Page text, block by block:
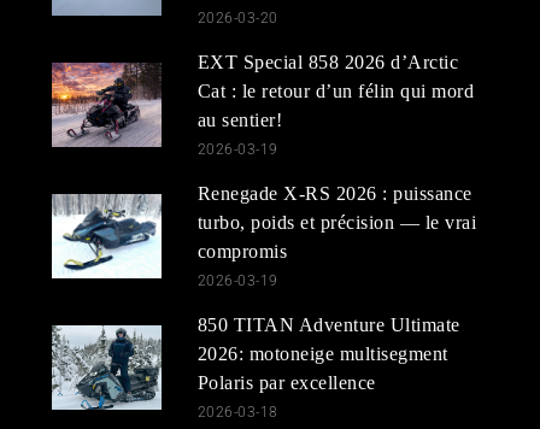
2026-03-20
EXT Special 858 2026 d’Arctic
Cat : le retour d’un félin qui mord
au sentier!
2026-03-19
Renegade X-RS 2026 : puissance
turbo, poids et précision — le vrai
compromis
2026-03-19
850 TITAN Adventure Ultimate
2026: motoneige multisegment
Polaris par excellence
2026-03-18